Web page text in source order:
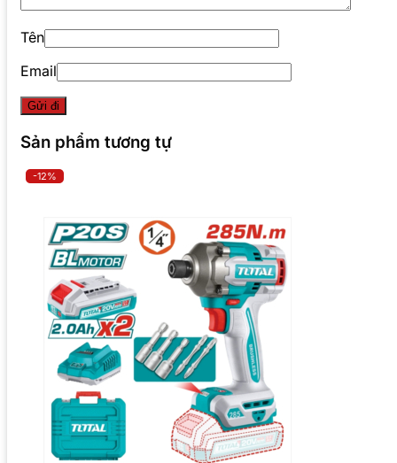
Tên
Email
Sản phẩm tương tự
-12%